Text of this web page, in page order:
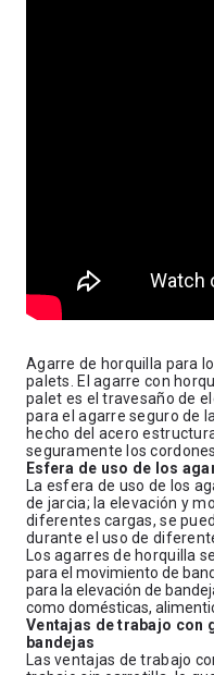
Agarre de horquilla para
palets. El agarre con
palet es el travesaño de
para el agarre seguro de
hecho del acero
seguramente los
Esfera de uso de los
La esfera de uso de los
de jarcia; la elevación y
diferentes cargas, se
durante el uso de
Los agarres de horquilla
para el movimiento de
para la elevación de
como domésticas,
Ventajas de trabajo con
bandejas
Las ventajas de trabajo